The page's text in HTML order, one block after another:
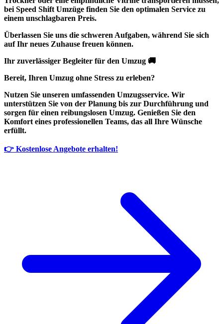
bei Speed Shift Umzüge finden Sie den optimalen Service zu
einem unschlagbaren Preis.
Überlassen Sie uns die schweren Aufgaben, während Sie sich
auf Ihr neues Zuhause freuen können.
Ihr zuverlässiger Begleiter für den Umzug 🚚
Bereit, Ihren Umzug ohne Stress zu erleben?
Nutzen Sie unseren umfassenden Umzugsservice. Wir
unterstützen Sie von der Planung bis zur Durchführung und
sorgen für einen reibungslosen Umzug. Genießen Sie den
Komfort eines professionellen Teams, das all Ihre Wünsche
erfüllt.
👉 Kostenlose Angebote erhalten!